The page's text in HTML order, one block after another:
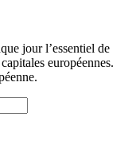
jour l’essentiel de
européennes.